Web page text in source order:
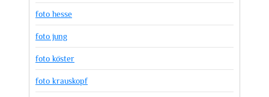
foto hesse
foto jung
foto köster
foto krauskopf